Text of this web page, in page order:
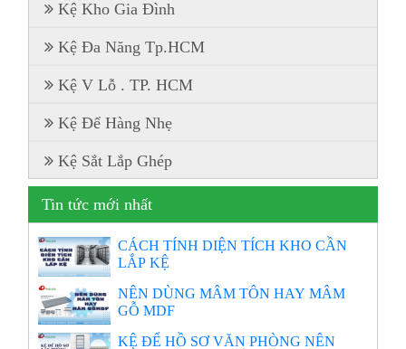
Kệ Kho Gia Đình
Kệ Đa Năng Tp.HCM
Kệ V Lỗ . TP. HCM
Kệ Để Hàng Nhẹ
Kệ Sắt Lắp Ghép
Tin tức mới nhất
CÁCH TÍNH DIỆN TÍCH KHO CẦN
LẮP KỆ
NÊN DÙNG MÂM TÔN HAY MÂM
GỖ MDF
KỆ ĐỂ HỒ SƠ VĂN PHÒNG NÊN